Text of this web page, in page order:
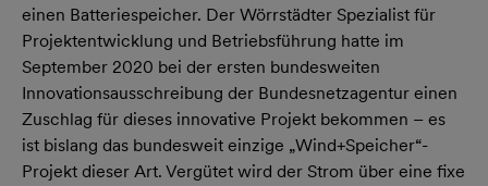
einen Batteriespeicher. Der Wörrstädter Spezialist für
Projektentwicklung und Betriebsführung hatte im
September 2020 bei der ersten bundesweiten
Innovationsausschreibung der Bundesnetzagentur einen
Zuschlag für dieses innovative Projekt bekommen – es
ist bislang das bundesweit einzige „Wind+Speicher“-
Projekt dieser Art. Vergütet wird der Strom über eine fixe